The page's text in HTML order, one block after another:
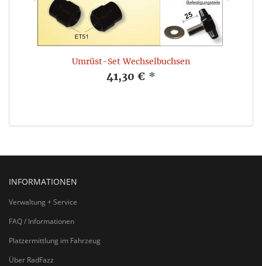
Umrüst-Set Wechselbuchsen
41,30 € *
INFORMATIONEN
Verwaltung + Service
FAQ / Informationen
Platzermittlung im Fahrzeug
Über RadFazz